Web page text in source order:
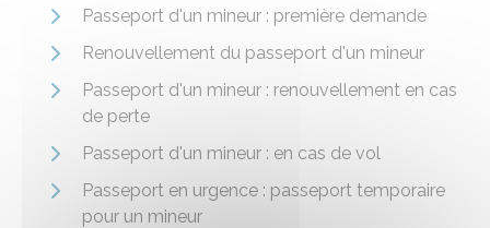
Passeport d'un mineur : première demande
Renouvellement du passeport d'un mineur
Passeport d'un mineur : renouvellement en cas
de perte
Passeport d'un mineur : en cas de vol
Passeport en urgence : passeport temporaire
pour un mineur